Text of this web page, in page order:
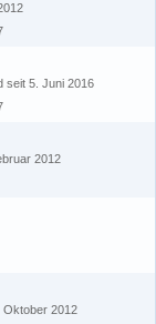
seit 5. Juni 2016
2012
Oktober 2012